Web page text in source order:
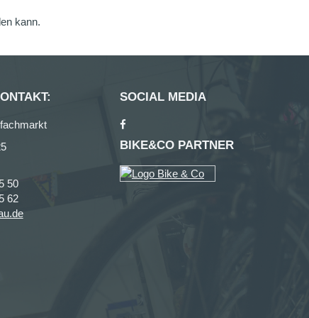
kann.
50
62
SOCIAL MEDIA
BIKE&CO PARTNER